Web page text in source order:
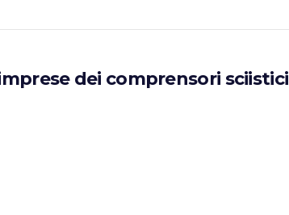
dei comprensori sciistici